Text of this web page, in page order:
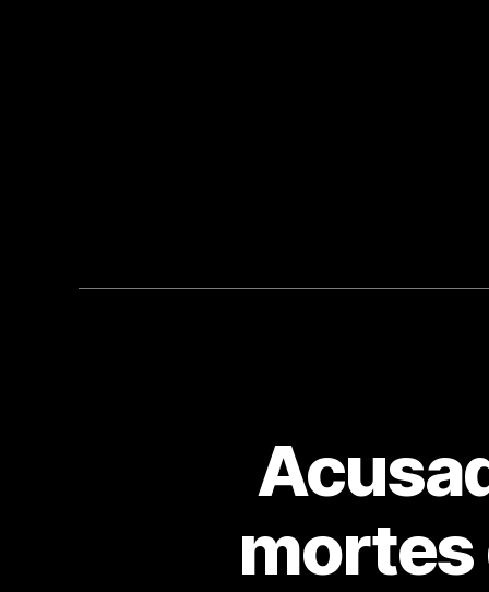
mortes